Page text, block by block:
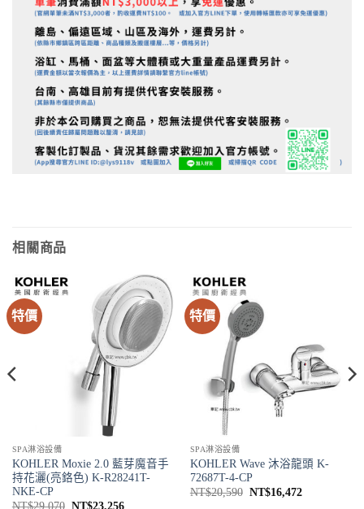
相關商品
特價
SPA淋浴設備
KOHLER Moxie 2.0 藍芽魔音手
持花灑(亮鉻色) K-R28241T-
NKE-CP
NT$29,070 原
NT$23,256目
特價
SPA淋浴設備
KOHLER Wave 沐浴龍頭 K-
72687T-4-CP
NT$20,590 原
NT$16,472目